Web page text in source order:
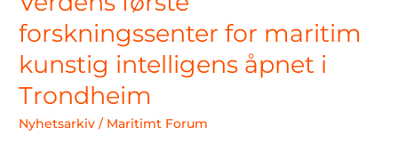
forskningssenter for maritim
kunstig intelligens åpnet i
Trondheim
Nyhetsarkiv / Maritimt Forum